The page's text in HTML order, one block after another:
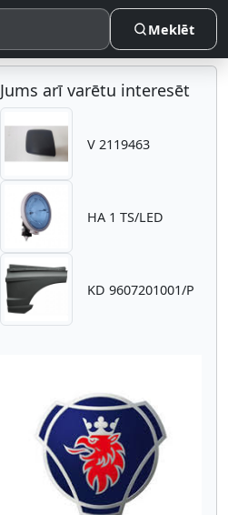
Meklēt
Jums arī varētu interesēt
V 2119463
HA 1 TS/LED
KD 9607201001/P
Atpakaļ